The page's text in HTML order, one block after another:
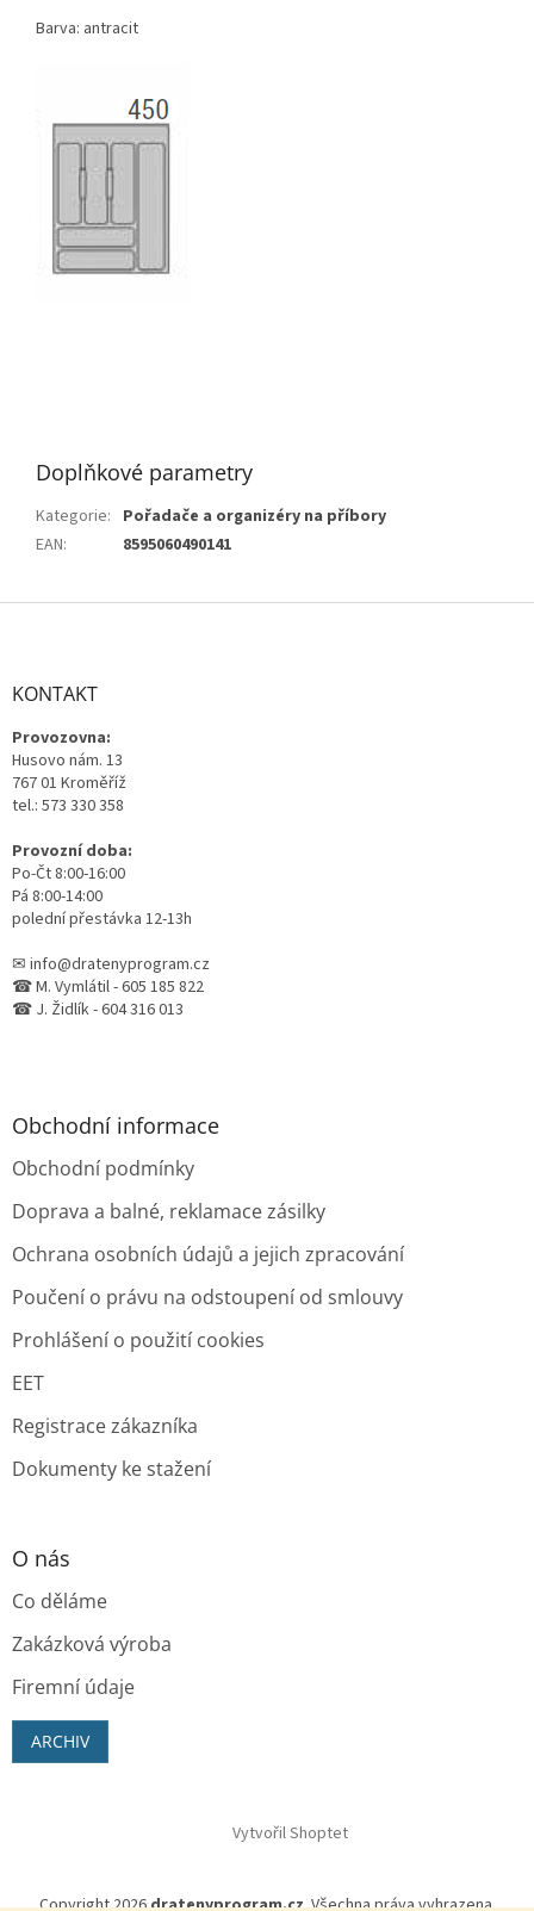
Barva: antracit
Doplňkové parametry
Kategorie: Pořadače a organizéry na příbory
EAN: 8595060490141
Z
KONTAKT
Provozovna:
Husovo nám. 13
767 01 Kroměříž
tel.: 573 330 358
Provozní doba:
Po-Čt 8:00-16:00
Pá 8:00-14:00
polední přestávka 12-13h
✉ info@dratenyprogram.cz
☎ M. Vymlátil - 605 185 822
☎ J. Židlík - 604 316 013
Obchodní informace
Obchodní podmínky
Doprava a balné, reklamace zásilky
Ochrana osobních údajů a jejich zpracování
Poučení o právu na odstoupení od smlouvy
Prohlášení o použití cookies
EET
Registrace zákazníka
Dokumenty ke stažení
O nás
Co děláme
Zakázková výroba
Firemní údaje
ARCHIV
Vytvořil Shoptet
Copyright 2026dratenyprogram.cz. Všechna práva vyhrazena.